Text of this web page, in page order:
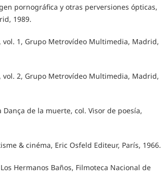
pornográfica y otras perversiones ópticas,
1989.
vol. 1, Grupo Metrovídeo Multimedia, Madrid,
vol. 2, Grupo Metrovídeo Multimedia, Madrid,
Dança de la muerte, col. Visor de poesía,
& cinéma, Eric Osfeld Editeur, París, 1966.
Hermanos Baños, Filmoteca Nacional de